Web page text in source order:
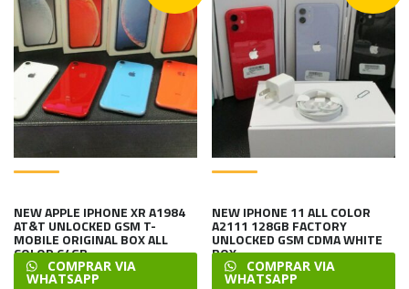
NEW APPLE IPHONE XR A1984
AT&T UNLOCKED GSM T-
MOBILE ORIGINAL BOX ALL
COLOR 64GB
COMPRAR VIA
WHATSAPP
NEW IPHONE 11 ALL COLOR
A2111 128GB FACTORY
UNLOCKED GSM CDMA WHITE
BOX
COMPRAR VIA
WHATSAPP